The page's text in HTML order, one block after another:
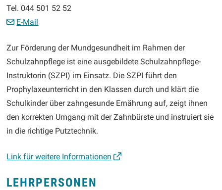
Tel. 044 501 52 52
E-Mail
BESCHREIBUNG
Zur Förderung der Mundgesundheit im Rahmen der
Schulzahnpflege ist eine ausgebildete Schulzahnpflege-
Instruktorin (SZPI) im Einsatz. Die SZPI führt den
Prophylaxeunterricht in den Klassen durch und klärt die
Schulkinder über zahngesunde Ernährung auf, zeigt ihnen
den korrekten Umgang mit der Zahnbürste und instruiert sie
in die richtige Putztechnik.
Link für weitere Informationen
LEHRPERSONEN